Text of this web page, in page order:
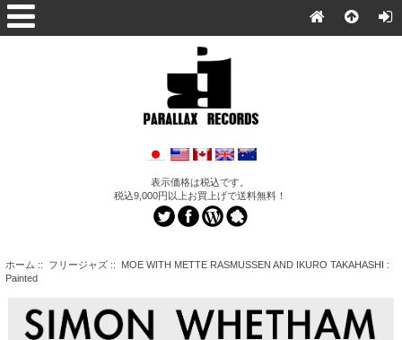
表示価格は税込です。
税込9,000円以上お買上げで送料無料！
ホーム :: フリージャズ:: MOE WITH METTE RASMUSSEN AND IKURO TAKAHASHI :
Painted